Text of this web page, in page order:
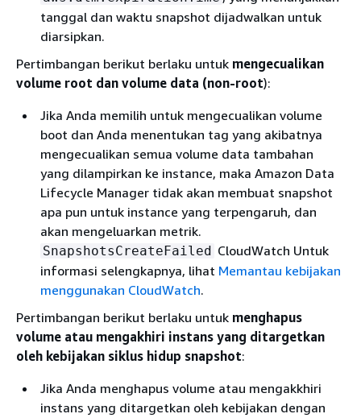
tanggal dan waktu snapshot dijadwalkan untuk
diarsipkan.
Pertimbangan berikut berlaku untuk mengecualikan
volume root dan volume data (non-root):
Jika Anda memilih untuk mengecualikan volume
boot dan Anda menentukan tag yang akibatnya
mengecualikan semua volume data tambahan
yang dilampirkan ke instance, maka Amazon Data
Lifecycle Manager tidak akan membuat snapshot
apa pun untuk instance yang terpengaruh, dan
akan mengeluarkan metrik.
SnapshotsCreateFailed CloudWatch Untuk
informasi selengkapnya, lihat Memantau kebijakan
menggunakan CloudWatch.
Pertimbangan berikut berlaku untuk menghapus
volume atau mengakhiri instans yang ditargetkan
oleh kebijakan siklus hidup snapshot:
Jika Anda menghapus volume atau mengakkhiri
instans yang ditargetkan oleh kebijakan dengan